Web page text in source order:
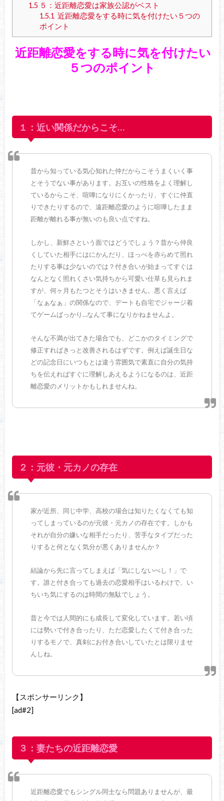
1.5５：近距離恋愛は家族公認がベスト
1.5.1 近距離恋愛をする時に気を付けたい５つの
ポイント
近距離恋愛をする時に気を付けたい
５つのポイント
１：近い関係だからこそ…
昔から知っている気心知れた仲だからこそうまくいく事
とそうでない事があります。お互いの性格をよく理解し
ているからこそ、喧嘩になりにくかったり、すぐに仲直
りできたりするので、遠距離恋愛のように喧嘩したまま
距離が離れる事が無いのも良い点ですね。
しかし、新鮮さという面ではどうでしょう？昔から仲良
くしていた相手にはにかんだり、ほっぺを赤らめて照れ
たりする事は少ないのでは？付き合いが始まってすぐは
なんとなく照れくさい気持ちから可愛い仕草も見られま
すが、何ヶ月もたつとそうはいきません。悪く言えば
「なぁなぁ」の関係なので、デートも自宅でジャージ着
てゲームばっかり…なんて事になりかねませんよ。
そんな不満が出てきた場合でも、どこかのタイミングで
修正すればきっと改善されるはずです。例えば誕生日な
どの記念日にいつもとは違う雰囲気で素直に自分の気持
ちを伝えればすぐに理解しあえるようになるのは、近距
離恋愛のメリットかもしれませんね。
２：元彼・元カノの存在
家が近所、同じ中学、高校の場合は知りたくなくても知
ってしまっているのが元彼・元カノの存在です。しかも
それが自分の嫌いな相手だったり、苦手なタイプだった
りすると何となく気分が悪くありませんか？
結論から先に言ってしまえば「気にしないべし！」で
す。誰と付き合っても過去の恋愛相手はいるわけで、い
ちいち気にするのは時間の無駄でしょう。
昔と今では人間的にも成長して変化しています。若い頃
には勢いで付き合ったり、ただ恋愛したくて付き合った
りするモノで、真剣にお付き合いしていたとは限りませ
んしね。
【スポンサーリンク】
[ad#2]
３：妻たちの近距離恋愛
近距離恋愛でもシングル同士なら問題ありませんが、最